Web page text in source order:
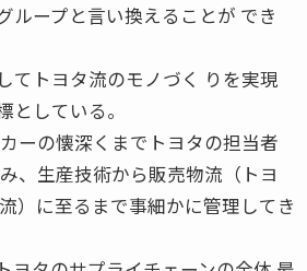
ループと言い換えることが でき
てトヨタ流のモノづく りを実現
としている。
ーの懐深くまでトヨタの担当者
、生産技術から販売物流（トヨ
）に至るまで事細かに管理してき